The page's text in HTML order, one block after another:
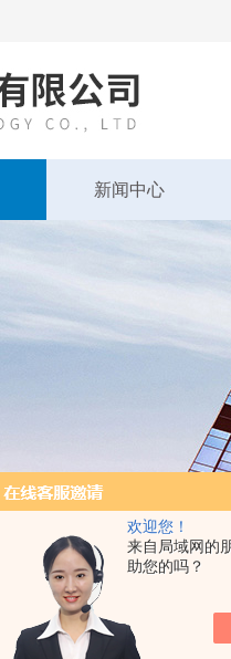
欢迎您！
来自局域网的
助您的吗？
新闻中心
> ADT800W-H2S硫化氢测漏仪